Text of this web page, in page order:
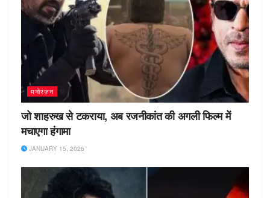
मनोरंजन
जो शाहरुख से टकराया, अब रजनीकांत की अगली फिल्म में
मचाएगा हंगामा
JANUARY 15, 2026